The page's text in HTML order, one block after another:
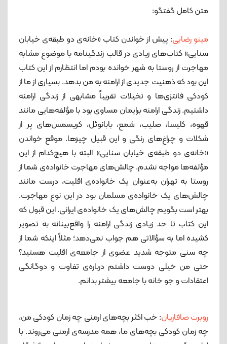
متن کامل گفتگو:
مینو رضایی: پیش از خواندن کتاب «خانه‌ی دو طبقه‌ی خیابان
سنایی» کتاب‌های زیادی در قالب زندگینامه با موضوع مشابه
مهاجرت از روستا به شهر خوانده ‌بودم اما انتظارم از این کتاب
این بود که ذهنیت جدیدی از ارامنه به من بدهد. بسیاری از ما از
کودکی فانتزی‌ها و تخیلات تقریباً مشابهی از زندگی ارامنه
داشتیم. زندگی ارامنه برایمان مساوی بود با مؤلفه‌‌هایی مانند
قهوه، کلیسا، صلیب، شمع، بابانوئل، کریسمس‌های پر از
شکلات و چراغ‌های رنگی و این قبیل چیزها. موقع خواندن
«خانه‌ی دو طبقه‌ی خیابان سنایی» البته با هیچ‌کدام از این
مؤلفه‌‌ها مواجه نشدم. چالش‌های مهاجرت خانواده‌ی شما از
روستا به تهران به‌عنوان یک خانواده‌ی اقلیت، درست مانند
چالش‌های یک خانواده‌ی مسلمان بود در این نوع مهاجرت.
بهتر است بگویم چالش‌های یک خانواده‌ی ایرانی. این قبول که
این کتاب تا حد زیادی زندگی ارامنه را واقع‌بینانه به تصویر
کشیده اما به سؤالاتی هم جواب نمی‌دهد؛ مثلاً اینکه شما از
چه سنی متوجه شدید عضوی از جامعه‌ی اقلیت هستید؟
حتی من خیلی دوست داشتم درباره‌ی تفاوت و دوگانگی
اعتقادات و جو خانه با جامعه بیشتر بدانم.
روبرت صافاریان: خب اکثر بچه‌های ارمنی چه زمان کودکی من،
چه زمان کودکی بچه‌های ما، همه مدرسه‌ی ارمنی می‌روند. با